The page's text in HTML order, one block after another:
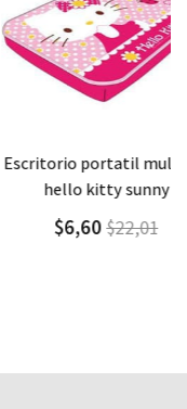
Agregar Detalle
hello kitty sunny
$6,60$22,01